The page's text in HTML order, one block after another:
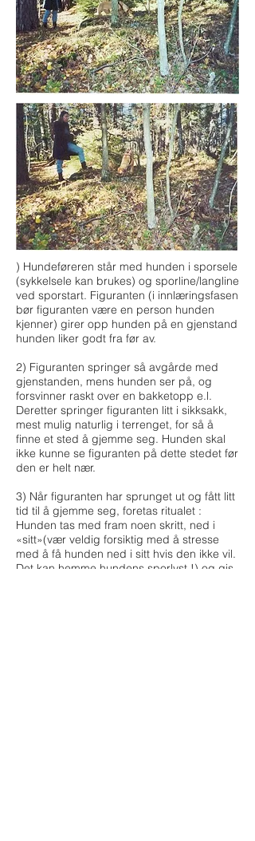
) Hundeføreren står med hunden i sporsele
(sykkelsele kan brukes) og sporline/langline
ved sporstart. Figuranten (i innlæringsfasen
bør figuranten være en person hunden
kjenner) girer opp hunden på en gjenstand
hunden liker godt fra før av.
2) Figuranten springer så avgårde med
gjenstanden, mens hunden ser på, og
forsvinner raskt over en bakketopp e.l.
Deretter springer figuranten litt i sikksakk,
mest mulig naturlig i terrenget, for så å
finne et sted å gjemme seg. Hunden skal
ikke kunne se figuranten på dette stedet før
den er helt nær.
3) Når figuranten har sprunget ut og fått litt
tid til å gjemme seg, foretas ritualet :
Hunden tas med fram noen skritt, ned i
«sitt»(vær veldig forsiktig med å stresse
med å få hunden ned i sitt hvis den ikke vil.
Det kan hemme hundens sporlyst !) og gis